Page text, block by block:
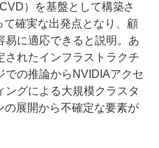
）を基盤として構築さ
確実な出発点となり、顧
易に適応できると説明。あ
されたインフラストラクチ
での推論からNVIDIAアクセ
ングによる大規模クラスタ
の展開から不確定な要素が